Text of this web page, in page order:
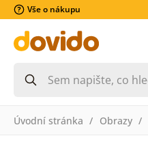
Vše o nákupu
Úvodní stránka Obrazy